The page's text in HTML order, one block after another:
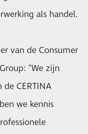
als handel.
van de Consumer
"We zijn
CERTINA
we kennis